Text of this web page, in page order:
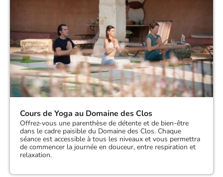
Cours de Yoga au Domaine des Clos
Offrez-vous une parenthèse de détente et de bien-être
dans le cadre paisible du Domaine des Clos. Chaque
séance est accessible à tous les niveaux et vous permettra
de commencer la journée en douceur, entre respiration et
relaxation.